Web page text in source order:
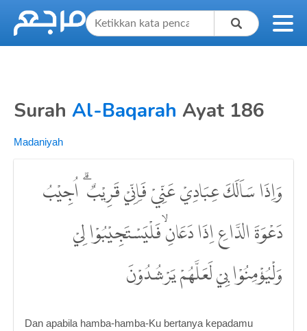
Surah Al-Baqarah Ayat 186
Madaniyah
وَاِذَا سَاَلَكَ عِبَادِيْ عَنِّيْ فَاِنِّيْ قَرِيْبٌ ۗ اُجِيْبُ
دَعْوَةَ الدَّاعِ اِذَا دَعَانِۙ فَلْيَسْتَجِيْبُوْا لِيْ
وَلْيُؤْمِنُوْا بِيْ لَعَلَّهُمْ يَرْشُدُوْنَ
Dan apabila hamba-hamba-Ku bertanya kepadamu